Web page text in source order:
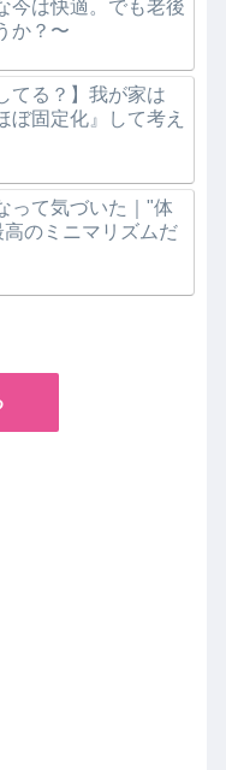
今は快適。でも老後
か？〜
てる？】我が家は
ぼ固定化』して考え
って気づいた｜"体
のミニマリズムだ